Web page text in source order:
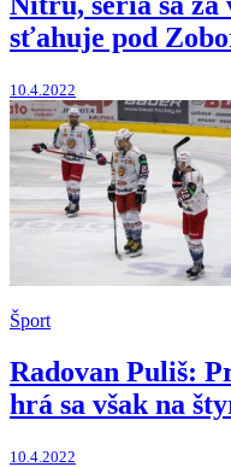
sťahuje pod
10.4.2022
Šport
Radovan Puliš:
hrá sa však na
10.4.2022